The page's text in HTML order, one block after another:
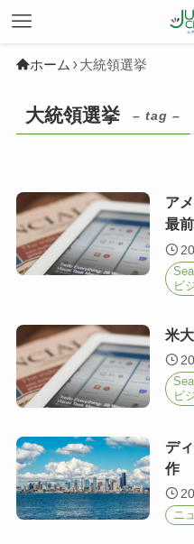
ホーム 大統領選挙
大統領選挙 – tag –
ア
最
ビ
米
ビ
デ
作
ニ